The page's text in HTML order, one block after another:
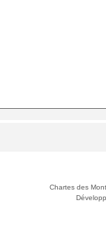
Chartes des